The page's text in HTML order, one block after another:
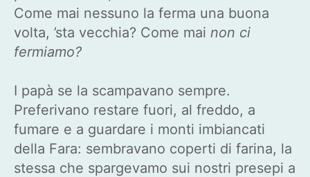
Come mai nessuno la ferma una buona
volta, ’sta vecchia? Come mai non ci
fermiamo?
I papà se la scampavano sempre.
Preferivano restare fuori, al freddo, a
fumare e a guardare i monti imbiancati
della Fara: sembravano coperti di farina, la
stessa che spargevamo sui nostri presepi a